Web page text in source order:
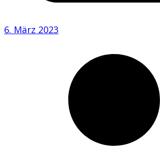
6. März 2023